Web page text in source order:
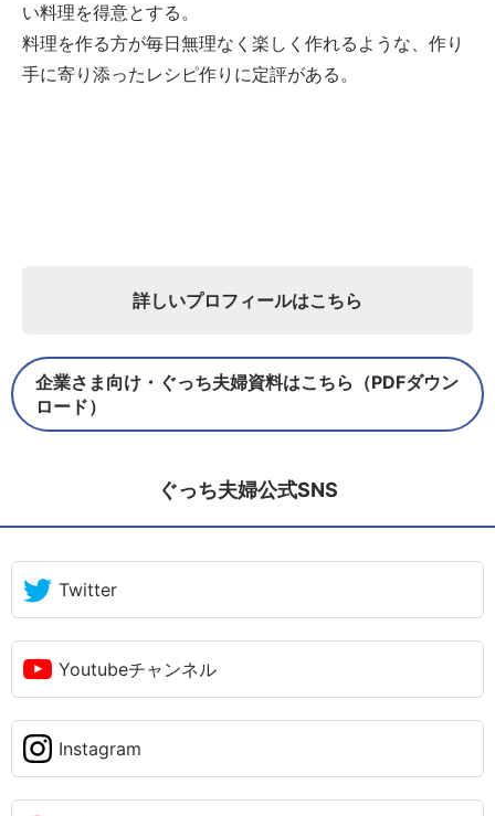
い料理を得意とする。
料理を作る方が毎日無理なく楽しく作れるような、作り
手に寄り添ったレシピ作りに定評がある。
詳しいプロフィールはこちら
企業さま向け・ぐっち夫婦資料はこちら（PDFダウン
ロード）
ぐっち夫婦公式SNS
Twitter
Youtubeチャンネル
Instagram